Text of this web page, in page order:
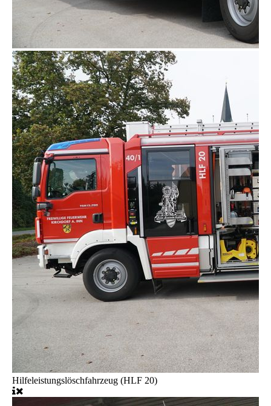
Hilfeleistungslöschfahrzeug (HLF 20)